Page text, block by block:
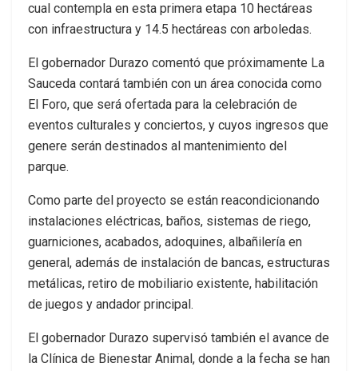
cual contempla en esta primera etapa 10 hectáreas
con infraestructura y 14.5 hectáreas con arboledas.
El gobernador Durazo comentó que próximamente La
Sauceda contará también con un área conocida como
El Foro, que será ofertada para la celebración de
eventos culturales y conciertos, y cuyos ingresos que
genere serán destinados al mantenimiento del
parque.
Como parte del proyecto se están reacondicionando
instalaciones eléctricas, baños, sistemas de riego,
guarniciones, acabados, adoquines, albañilería en
general, además de instalación de bancas, estructuras
metálicas, retiro de mobiliario existente, habilitación
de juegos y andador principal.
El gobernador Durazo supervisó también el avance de
la Clínica de Bienestar Animal, donde a la fecha se han